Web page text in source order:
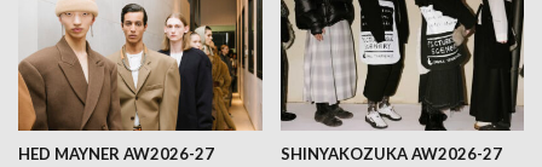
HED MAYNER AW2026-27 SHINYAKOZUKA AW2026-27